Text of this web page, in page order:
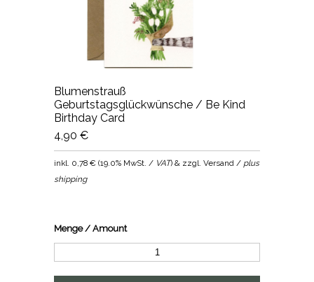
Blumenstrauß
Geburtstagsglückwünsche / Be Kind
Birthday Card
4,90 €
inkl. 0,78 € (19.0% MwSt. / VAT) & zzgl. Versand / plus
shipping
Menge / Amount